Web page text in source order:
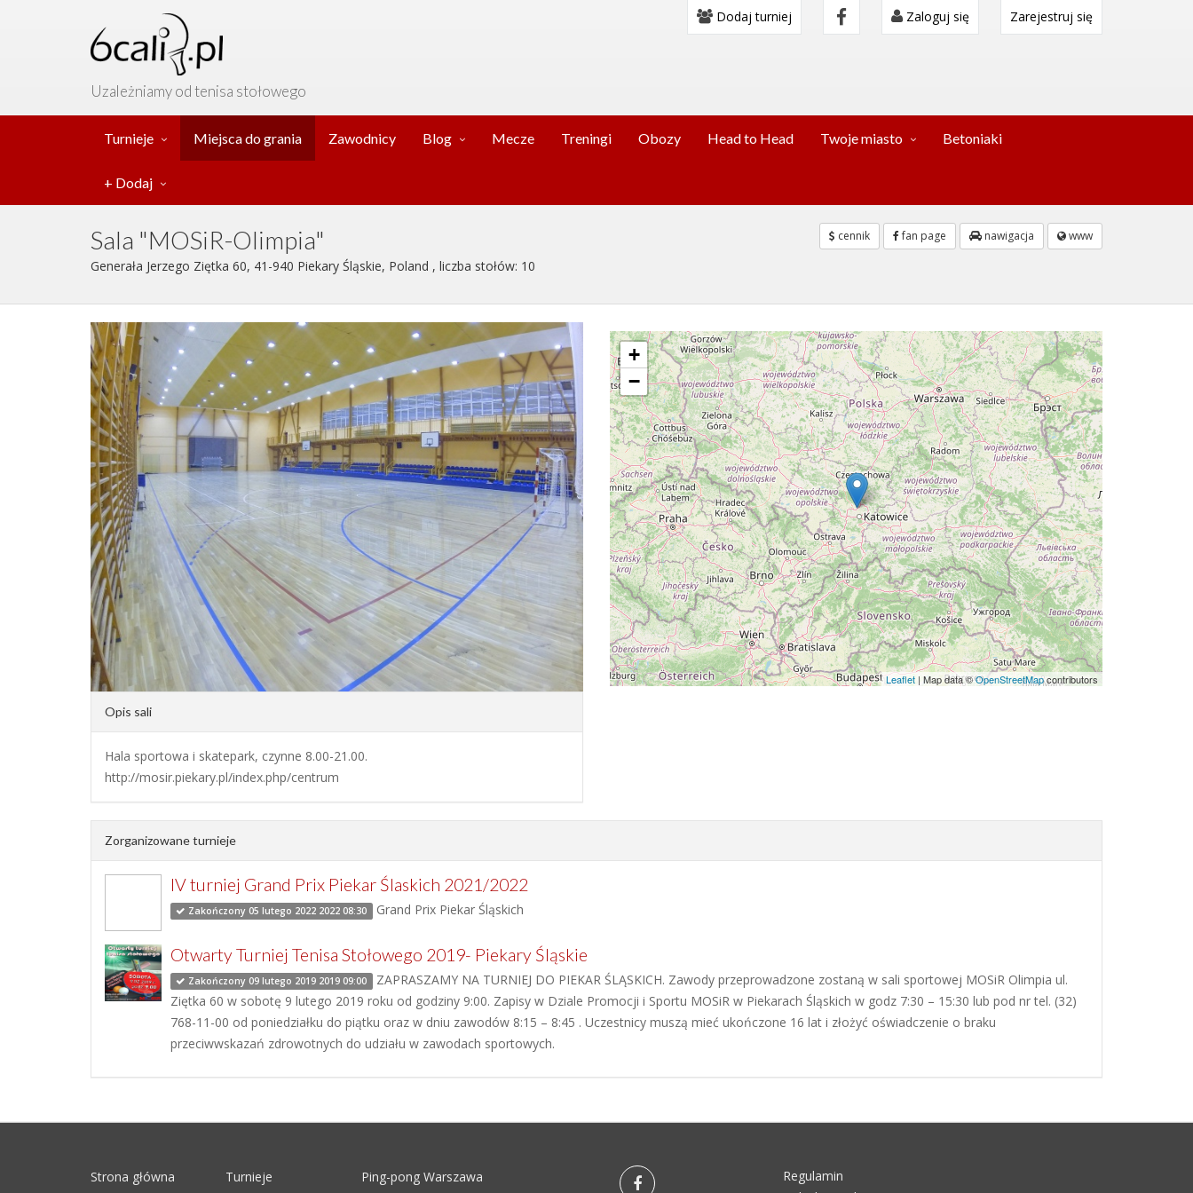
Uzależniamy od tenisa stołowego
Dodaj turniej Zaloguj się Zarejestruj się
Turnieje Miejsca do grania Zawodnicy Blog Mecze Treningi Obozy Head to Head Twoje miasto Betoniaki
+ Dodaj
Sala "MOSiR-Olimpia"
Generała Jerzego Ziętka 60, 41-940 Piekary Śląskie, Poland , liczba stołów: 10
cennik fan page nawigacja www
+
−
Leaflet | Map data ©OpenStreetMapcontributors
Opis sali
Hala sportowa i skatepark, czynne 8.00-21.00.
http://mosir.piekary.pl/index.php/centrum
Zorganizowane turnieje
IV turniej Grand Prix Piekar Ślaskich 2021/2022
Zakończony 05 lutego 2022 2022 08:30 Grand Prix Piekar Śląskich
Otwarty Turniej Tenisa Stołowego 2019- Piekary Śląskie
Zakończony 09 lutego 2019 2019 09:00 ZAPRASZAMY NA TURNIEJ DO PIEKAR ŚLĄSKICH. Zawody przeprowadzone zostaną w sali sportowej MOSiR Olimpia ul.
Ziętka 60 w sobotę 9 lutego 2019 roku od godziny 9:00. Zapisy w Dziale Promocji i Sportu MOSiR w Piekarach Śląskich w godz 7:30 – 15:30 lub pod nr tel. (32)
768-11-00 od poniedziałku do piątku oraz w dniu zawodów 8:15 – 8:45 . Uczestnicy muszą mieć ukończone 16 lat i złożyć oświadczenie o braku
przeciwwskazań zdrowotnych do udziału w zawodach sportowych.
Strona główna Turnieje
Ping-pong Warszawa
Regulamin